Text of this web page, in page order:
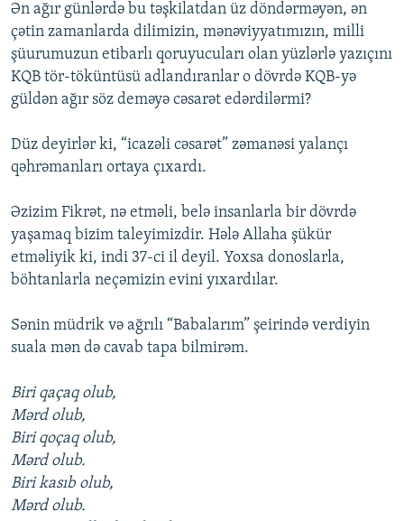
Ən ağır günlərdə bu təşkilatdan üz döndərməyən, ən
çətin zamanlarda dilimizin, mənəviyyatımızın, milli
şüurumuzun etibarlı qoruyucuları olan yüzlərlə yazıçını
KQB tör-töküntüsü adlandıranlar o dövrdə KQB-yə
güldən ağır söz deməyə cəsarət edərdilərmi?
Düz deyirlər ki, “icazəli cəsarət” zəmanəsi yalançı
qəhrəmanları ortaya çıxardı.
Əzizim Fikrət, nə etməli, belə insanlarla bir dövrdə
yaşamaq bizim taleyimizdir. Hələ Allaha şükür
etməliyik ki, indi 37-ci il deyil. Yoxsa donoslarla,
böhtanlarla neçəmizin evini yıxardılar.
Sənin müdrik və ağrılı “Babalarım” şeirində verdiyin
suala mən də cavab tapa bilmirəm.
Biri qaçaq olub,
Mərd olub,
Biri qoçaq olub,
Mərd olub.
Biri kasıb olub,
Mərd olub.